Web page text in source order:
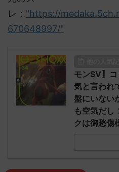
レ： "https://
670648997/"
モンSV】
気と言われ
盤にいない
も空気だし
クは御愁傷